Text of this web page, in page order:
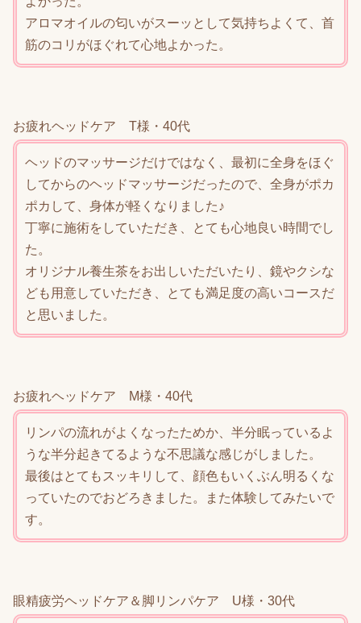
アロマオイルの匂いがスーッとして気持ちよくて、首
筋のコリがほぐれて心地よかった。
お疲れヘッドケア T様・40代
ヘッドのマッサージだけではなく、最初に全身をほぐ
してからのヘッドマッサージだったので、全身がポカ
ポカして、身体が軽くなりました♪
丁寧に施術をしていただき、とても心地良い時間でし
た。
オリジナル養生茶をお出しいただいたり、鏡やクシな
ども用意していただき、とても満足度の高いコースだ
と思いました。
お疲れヘッドケア M様・40代
リンパの流れがよくなったためか、半分眠っているよ
うな半分起きてるような不思議な感じがしました。
最後はとてもスッキリして、顔色もいくぶん明るくな
っていたのでおどろきました。また体験してみたいで
す。
眼精疲労ヘッドケア＆脚リンパケア U様・30代